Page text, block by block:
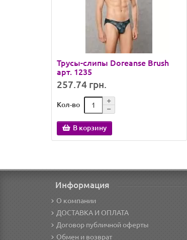
Трусы-слипы Doreanse Brush
арт. 1235
257.74 грн.
Кол-во
В корзину
Информация
О компании
ДОСТАВКА И ОПЛАТА
Договор публичной оферты
Обмен и возврат